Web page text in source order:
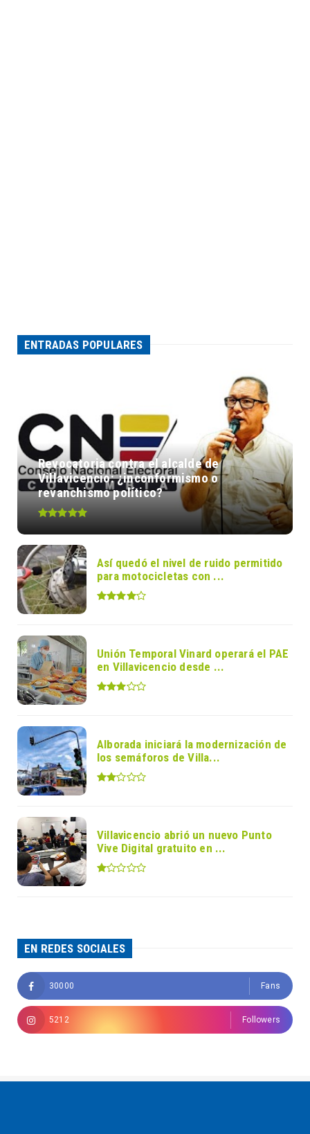
ENTRADAS POPULARES
Revocatoria contra el alcalde de
Villavicencio: ¿inconformismo o
revanchismo político?
Así quedó el nivel de ruido permitido
para motocicletas con ...
Unión Temporal Vinard operará el PAE
en Villavicencio desde ...
Alborada iniciará la modernización de
los semáforos de Villa...
Villavicencio abrió un nuevo Punto
Vive Digital gratuito en ...
EN REDES SOCIALES
30000 Fans
5212 Followers